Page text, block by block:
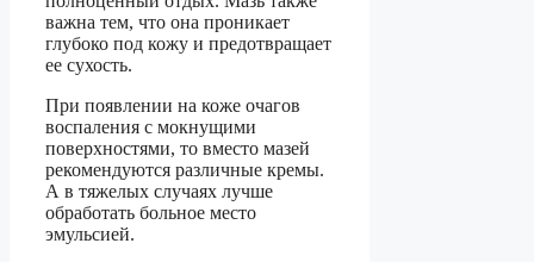
важна тем, что она проникает
глубоко под кожу и предотвращает
ее сухость.
При появлении на коже очагов
воспаления с мокнущими
поверхностями, то вместо мазей
рекомендуются различные кремы.
А в тяжелых случаях лучше
обработать больное место
эмульсией.